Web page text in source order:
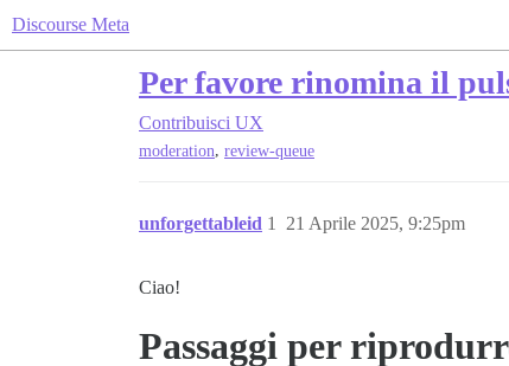
Discourse Meta
Per favore rinomina il
Contribuisci UX
moderation, review-queue
unforgettableid 21 Aprile 2025, 9:25pm
1
Ciao!
Passaggi per